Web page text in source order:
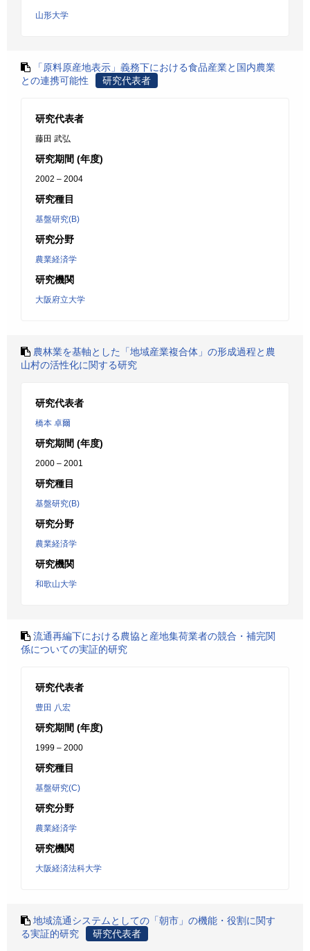
山形大学
「原料原産地表示」義務下における食品産業と国内農業
との連携可能性
研究代表者
研究代表者
藤田 武弘
研究期間 (年度)
2002 – 2004
研究種目
基盤研究(B)
研究分野
農業経済学
研究機関
大阪府立大学
農林業を基軸とした「地域産業複合体」の形成過程と農
山村の活性化に関する研究
研究代表者
橋本 卓爾
研究期間 (年度)
2000 – 2001
研究種目
基盤研究(B)
研究分野
農業経済学
研究機関
和歌山大学
流通再編下における農協と産地集荷業者の競合・補完関
係についての実証的研究
研究代表者
豊田 八宏
研究期間 (年度)
1999 – 2000
研究種目
基盤研究(C)
研究分野
農業経済学
研究機関
大阪経済法科大学
地域流通システムとしての「朝市」の機能・役割に関す
る実証的研究
研究代表者